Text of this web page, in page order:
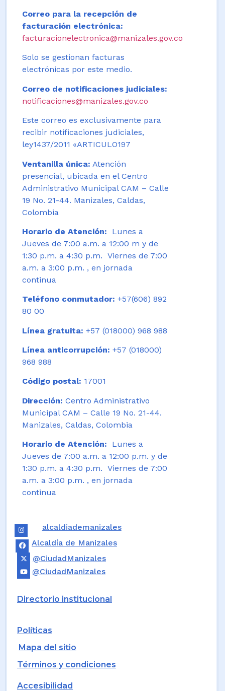
Correo para la recepción de
facturación electrónica:
facturacionelectronica@manizales.gov.co
Solo se gestionan facturas
electrónicas por este medio.
Correo de notificaciones judiciales:
notificaciones@manizales.gov.co
Este correo es exclusivamente para
recibir notificaciones judiciales,
ley1437/2011 «ARTICULO197
Ventanilla única: Atención
presencial, ubicada en el Centro
Administrativo Municipal CAM – Calle
19 No. 21-44. Manizales, Caldas,
Colombia
Horario de Atención:
Lunes a
Jueves de 7:00 a.m. a 12:00 m y de
1:30 p.m. a 4:30 p.m. Viernes de 7:00
a.m. a 3:00 p.m. , en jornada
continua
Teléfono conmutador: +57(606) 892
80 00
Línea gratuita: +57 (018000) 968 988
Línea anticorrupción: +57 (018000)
968 988
Código postal: 17001
Dirección: Centro Administrativo
Municipal CAM – Calle 19 No. 21-44.
Manizales, Caldas, Colombia
Horario de Atención: Lunes a
Jueves de 7:00 a.m. a 12:00 p.m. y de
1:30 p.m. a 4:30 p.m. Viernes de 7:00
a.m. a 3:00 p.m. , en jornada
continua
alcaldiademanizales
Alcaldía de Manizales
@CiudadManizales
@CiudadManizales
Directorio institucional
Políticas
Mapa del sitio
Términos y condiciones
Accesibilidad